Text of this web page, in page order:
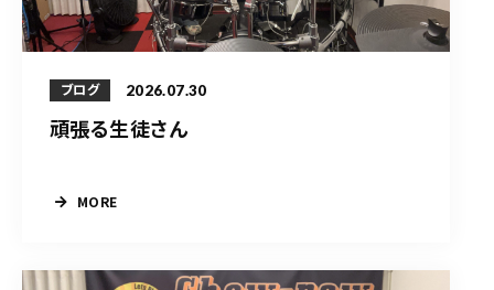
ブログ 2026.07.30
頑張る生徒さん
MORE